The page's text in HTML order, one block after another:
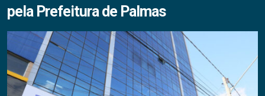
pela Prefeitura de Palmas